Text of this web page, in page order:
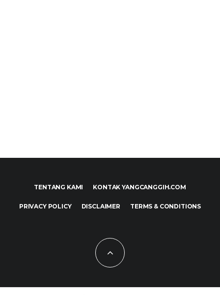
TENTANG KAMI KONTAK YANGCANGGIH.COM
PRIVACY POLICY DISCLAIMER TERMS & CONDITIONS